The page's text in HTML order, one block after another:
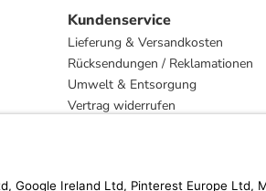
Kundenservice
Lieferung & Versandkosten
Rücksendungen / Reklamationen
Umwelt & Entsorgung
Vertrag widerrufen